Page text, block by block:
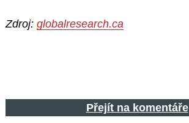
Zdroj: globalresearch.ca
Přejít na komentáře